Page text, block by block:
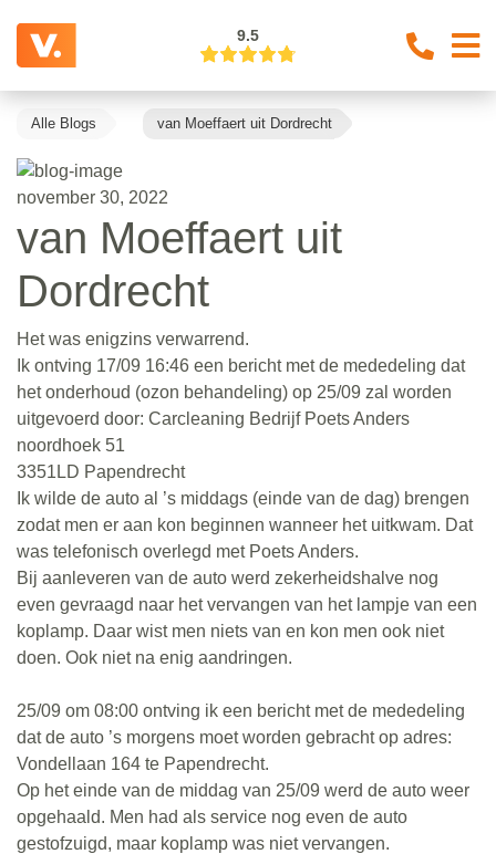
9.5
Alle Blogs van Moeffaert uit Dordrecht
november 30, 2022
van Moeffaert uit
Dordrecht
Het was enigzins verwarrend.
Ik ontving 17/09 16:46 een bericht met de mededeling dat
het onderhoud (ozon behandeling) op 25/09 zal worden
uitgevoerd door: Carcleaning Bedrijf Poets Anders
noordhoek 51
3351LD Papendrecht
Ik wilde de auto al ’s middags (einde van de dag) brengen
zodat men er aan kon beginnen wanneer het uitkwam. Dat
was telefonisch overlegd met Poets Anders.
Bij aanleveren van de auto werd zekerheidshalve nog
even gevraagd naar het vervangen van het lampje van een
koplamp. Daar wist men niets van en kon men ook niet
doen. Ook niet na enig aandringen.
25/09 om 08:00 ontving ik een bericht met de mededeling
dat de auto ’s morgens moet worden gebracht op adres:
Vondellaan 164 te Papendrecht.
Op het einde van de middag van 25/09 werd de auto weer
opgehaald. Men had als service nog even de auto
gestofzuigd, maar koplamp was niet vervangen.